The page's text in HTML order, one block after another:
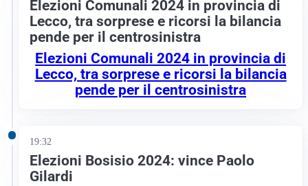
Elezioni Comunali 2024 in provincia di
Lecco, tra sorprese e ricorsi la bilancia
pende per il centrosinistra
Elezioni Comunali 2024 in provincia di
Lecco, tra sorprese e ricorsi la bilancia
pende per il centrosinistra
19:32
Elezioni Bosisio 2024: vince Paolo
Gilardi